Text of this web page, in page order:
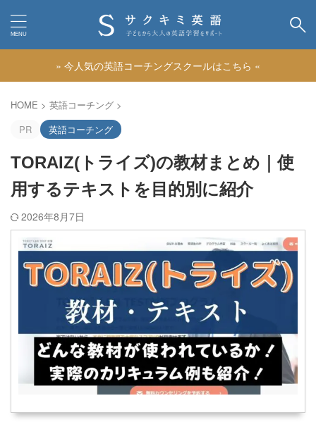
» 今人気の英語コーチングスクールはこちら «
HOME > 英語コーチング >
PR
英語コーチング
TORAIZ(トライズ)の教材まとめ｜使
用するテキストを目的別に紹介
2026年8月7日